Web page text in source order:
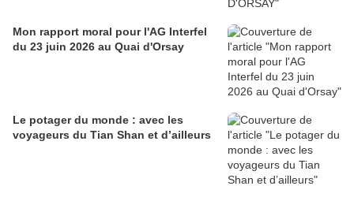
Mon rapport moral pour l'AG Interfel
du 23 juin 2026 au Quai d'Orsay
Le potager du monde : avec les
voyageurs du Tian Shan et d’ailleurs